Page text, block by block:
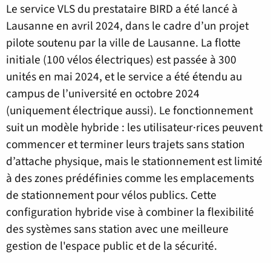
Le service VLS du prestataire BIRD a été lancé à
Lausanne en avril 2024, dans le cadre d’un projet
pilote soutenu par la ville de Lausanne. La flotte
initiale (100 vélos électriques) est passée à 300
unités en mai 2024, et le service a été étendu au
campus de l’université en octobre 2024
(uniquement électrique aussi). Le fonctionnement
suit un modèle hybride : les utilisateur·rices peuvent
commencer et terminer leurs trajets sans station
d’attache physique, mais le stationnement est limité
à des zones prédéfinies comme les emplacements
de stationnement pour vélos publics. Cette
configuration hybride vise à combiner la flexibilité
des systèmes sans station avec une meilleure
gestion de l'espace public et de la sécurité.